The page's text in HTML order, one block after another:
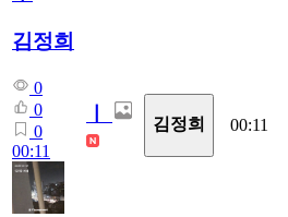
김정희
0
0
0
00:11
김정희 00:11